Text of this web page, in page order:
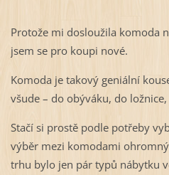
Protože mi dosloužila komoda
jsem se pro koupi nové.
Komoda je takový geniální
všude – do obýváku, do
Stačí si prostě podle potřeby
výběr mezi komodami
trhu bylo jen pár typů nábytku